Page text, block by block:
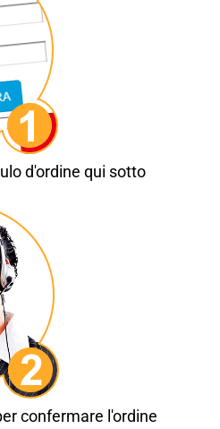
d'ordine qui sotto
confermare l'ordine